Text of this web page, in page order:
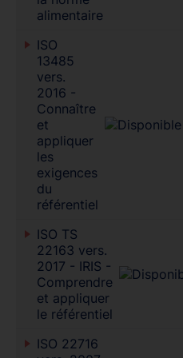
alimentaire
ISO
13485
vers.
2016 -
Connaître
et
appliquer
les
exigences
du
référentiel
ISO TS
22163 vers.
2017 - IRIS -
Comprendre
et appliquer
le référentiel
ISO 22716